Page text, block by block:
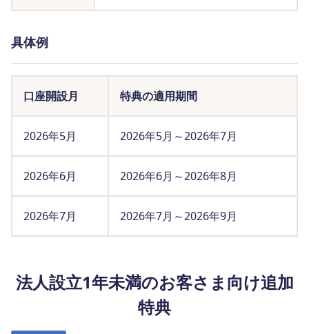
具体例
口座開設月 特典の適用期間
2026年5月 2026年5月～2026年7月
2026年6月 2026年6月～2026年8月
2026年7月 2026年7月～2026年9月
法人設立1年未満のお客さま向け追加
特典